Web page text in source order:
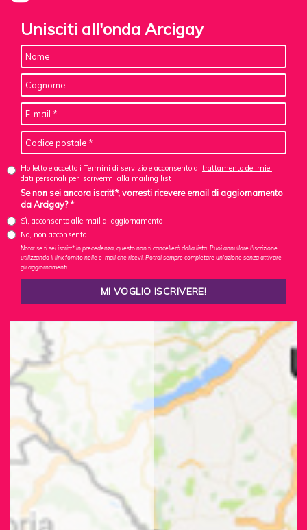
Unisciti all'onda Arcigay
Ho letto e accetto i Termini di servizio e acconsento al trattamento dei miei
dati personali per iscrivermi alla mailing list
Se non sei ancora iscritt*, vorresti ricevere email di aggiornamento
da Arcigay? *
Sì, acconsento alle mail di aggiornamento
No, non acconsento
Nota: se ti sei iscritt* in precedenza, questo non ti cancellerà dalla lista. Puoi annullare l'iscrizione
utilizzando il link fornito nelle e-mail che ricevi. Potrai sempre completare un'azione senza attivare
gli aggiornamenti.